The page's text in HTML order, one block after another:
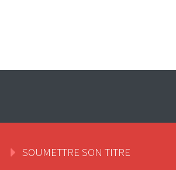
SOUMETTRE SON TITRE